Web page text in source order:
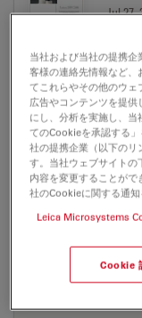
Jul 27,
Leica
Jul 27,
Leica
当社および当社の提携
客様の連絡先情報など、
てこれらやその他のウェ
広告やコンテンツを提
にし、分析を実施し、
てのCookieを承認する
社の提携企業（以下のリ
す。当社ウェブサイト
内容を変更することが
社のCookieに関する通
Leica Microsystems
Cookie